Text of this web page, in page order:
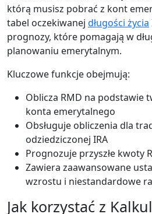
którą musisz pobrać z kont
tabel oczekiwanej długości życia
prognozy, które pomagają w
planowaniu emerytalnym.
Kluczowe funkcje obejmują:
Oblicza RMD na podstawie
konta emerytalnego
Obsługuje obliczenia dla
odziedziczonej IRA
Prognozuje przyszłe kwoty
Zawiera zaawansowane
wzrostu i niestandardowe
Jak korzystać z